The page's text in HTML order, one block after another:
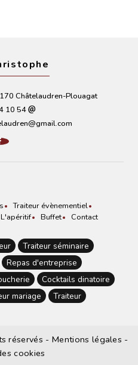
Châtelaudren-Plouagat
10 54
Traiteur évènementiel
L'apéritif Buffet Contact
Traiteur séminaire
Repas d'entreprise
Cocktails dinatoire
mariage Traiteur
réservés - Mentions légales -
cookies